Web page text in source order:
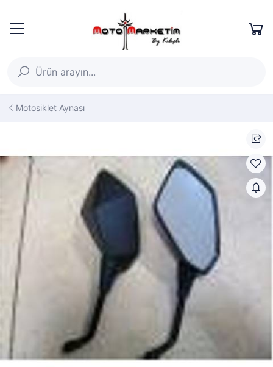
Motosiklet Aynası